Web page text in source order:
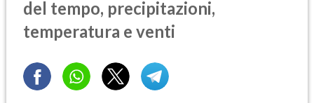
del tempo, precipitazioni,
temperatura e venti